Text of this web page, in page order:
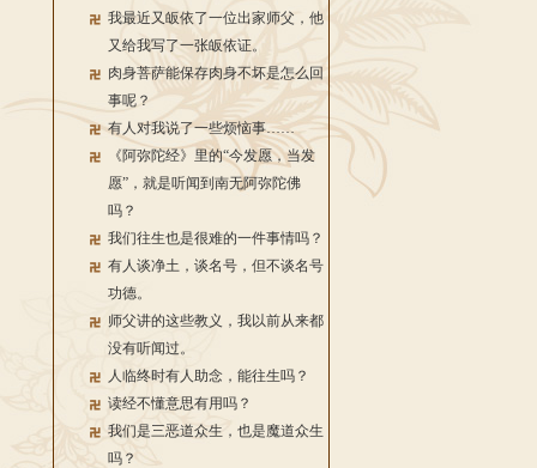
我最近又皈依了一位出家师父，他
又给我写了一张皈依证。
肉身菩萨能保存肉身不坏是怎么回
事呢？
有人对我说了一些烦恼事……
《阿弥陀经》里的“今发愿，当发
愿”，就是听闻到南无阿弥陀佛
吗？
我们往生也是很难的一件事情吗？
有人谈净土，谈名号，但不谈名号
功德。
师父讲的这些教义，我以前从来都
没有听闻过。
人临终时有人助念，能往生吗？
读经不懂意思有用吗？
我们是三恶道众生，也是魔道众生
吗？